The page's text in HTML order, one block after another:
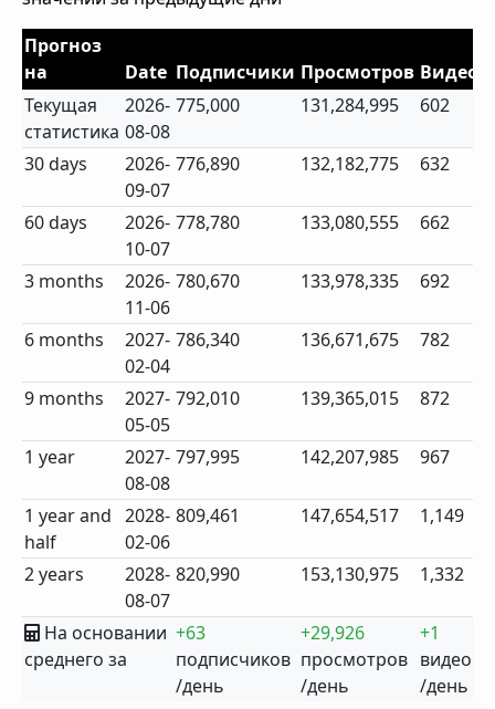
Прогноз
на
Date Подписчики Просмотров Видео
Текущая
статистика
2026-
08-08
775,000 131,284,995 602
30 days
2026-
09-07
776,890 132,182,775 632
60 days
2026-
10-07
778,780 133,080,555 662
3 months
2026-
11-06
780,670 133,978,335 692
6 months
2027-
02-04
786,340 136,671,675 782
9 months
2027-
05-05
792,010 139,365,015 872
1 year
2027-
08-08
797,995 142,207,985 967
1 year and
half
2028-
02-06
809,461 147,654,517 1,149
2 years
2028-
08-07
820,990 153,130,975 1,332
На основании
среднего за
+63
подписчиков
/день
+29,926
просмотров
/день
+1
видео
/день